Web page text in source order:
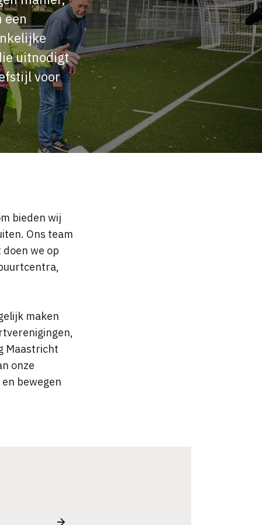
een
uitnodigt
voor
bieden wij
Ons team
we op
maken
Maastricht
onze
bewegen